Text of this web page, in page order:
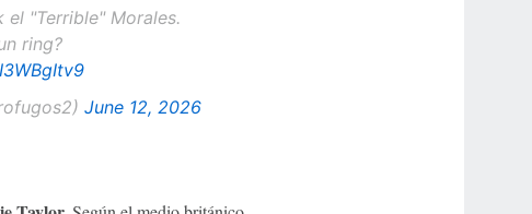
"Terrible" Morales.
ring?
June 12, 2026